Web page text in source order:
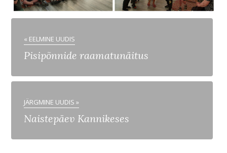
« EELMINE UUDIS
Pisipõnnide raamatunäitus
JÄRGMINE UUDIS »
Naistepäev Kannikeses